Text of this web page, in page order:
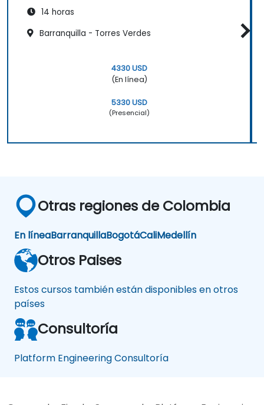
14 horas
Barranquilla - Torres Verdes
4330 USD
(En línea)
5330 USD
(Presencial)
Otras regiones de Colombia
En líneaBarranquillaBogotáCaliMedellín
Otros Paises
Estos cursos también están disponibles en otros
países
Consultoría
Platform Engineering Consultoría